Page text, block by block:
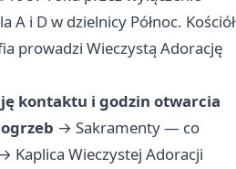
i D w dzielnicy Północ. Kościół
prowadzi Wieczystą Adorację
kontaktu i godzin otwarcia
→ Sakramenty — co
→ Kaplica Wieczystej Adoracji